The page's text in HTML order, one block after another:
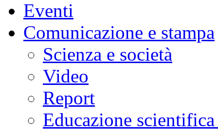
Eventi
Comunicazione e stampa
Scienza e società
Video
Report
Educazione